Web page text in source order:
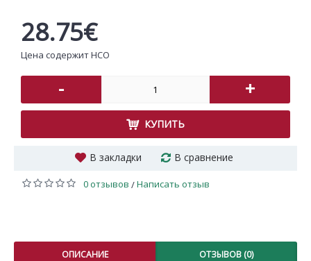
28.75€
Цена содержит НСО
- +
КУПИТЬ
В закладки В сравнение
0 отзывов /Написать отзыв
ОПИСАНИЕ ОТЗЫВОВ (0)